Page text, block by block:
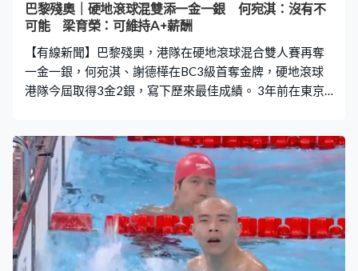
巴黎殘奧｜硬地滾球混雙添一金一銀 何宛淇：沒有不
可能 梁育榮：可維持A+薪酬
【有線新聞】巴黎殘奧，港隊在硬地滾球混合雙人賽再奪
一金一銀，何宛淇、謝德樺在BC3級首奪金牌，硬地滾球
港隊今屆取得3金2銀，寫下歷來最佳成績。 3年前在東京
成功將兩個紅球帶近白球，港隊首局領先3比0。南韓第2
局還擊，連追3分扳平。雙方在第3局拉鋸，最終裁判判定
港隊的紅球較接近白球，拿到1分，重奪領先優勢。 南韓
第4局最後一個藍球，未能接近白球，港隊再取1分，最終
贏5比3。何宛淇成為雙料冠軍，包辦個人賽及雙人賽金
牌，謝德樺首奪殘奧金牌。何宛淇：「真的很開心，因為
我們終於做到了，我們這麼多年來的等待，努力了這麼長